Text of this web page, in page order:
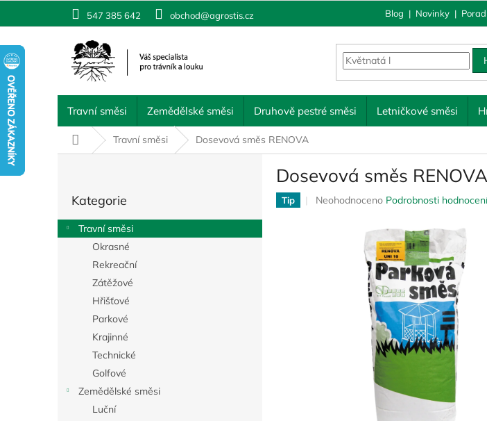
547 385 642 obchod@agrostis.cz Blog | Novinky |
Travní směsi Zemědělské směsi Druhově pestré směsi Letničkové směsi
Domů Travní směsi Dosevová směs RENOVA
r
a
kategorie
Kategorie
Travní směsi
Okrasné
Rekreační
Zátěžové
Hřišťové
Parkové
Krajinné
Technické
Golfové
Zemědělské směsi
Luční
Dosevová směs RENOVA
Tip
Průměrné
Neohodnoceno Podrobnosti hodnocení